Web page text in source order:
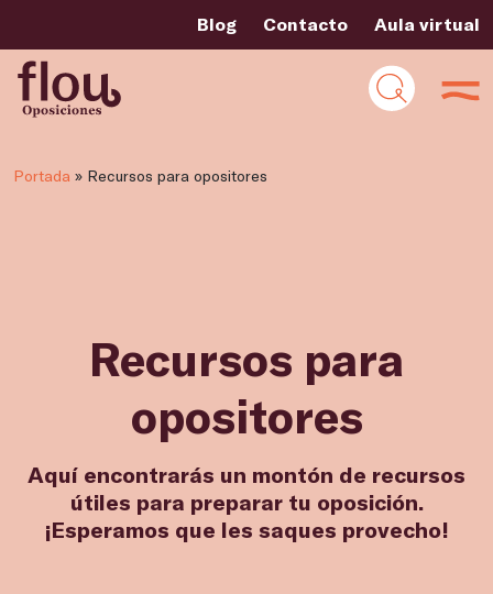
Blog Contacto Aula virtual
Portada » Recursos para opositores
Recursos para
opositores
Aquí encontrarás un montón de recursos
útiles para preparar tu oposición.
¡Esperamos que les saques provecho!